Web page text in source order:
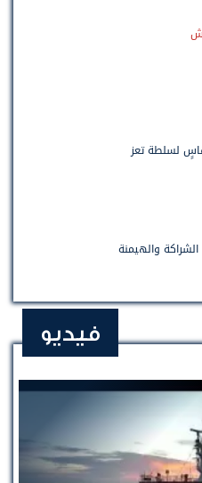
لسلطة تعز
والهيمنة
فيديو